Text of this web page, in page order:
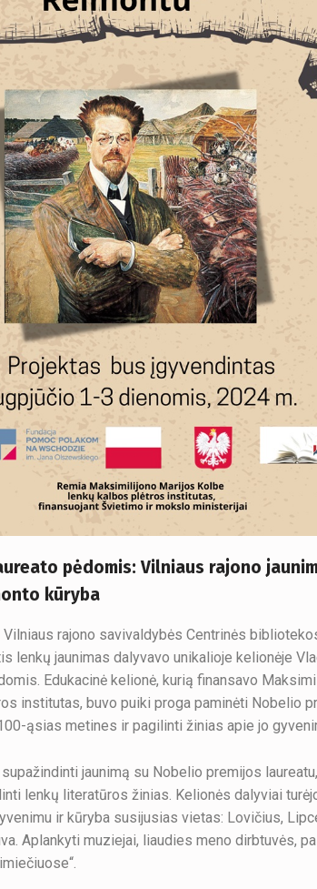
pėdomis: Vilniaus rajono
kūryba
rajono savivaldybės Centrinės
lenkų jaunimas dalyvavo unikalioje kelionėje
Edukacinė kelionė, kurią finansavo
institutas, buvo puiki proga paminėti Nobelio
ąsias metines ir pagilinti žinias apie jo
jaunimą su Nobelio premijos
lenkų literatūros žinias. Kelionės dalyviai
ir kūryba susijusias vietas: Lovičius,
Aplankyti muziejai, liaudies meno dirbtuvės,